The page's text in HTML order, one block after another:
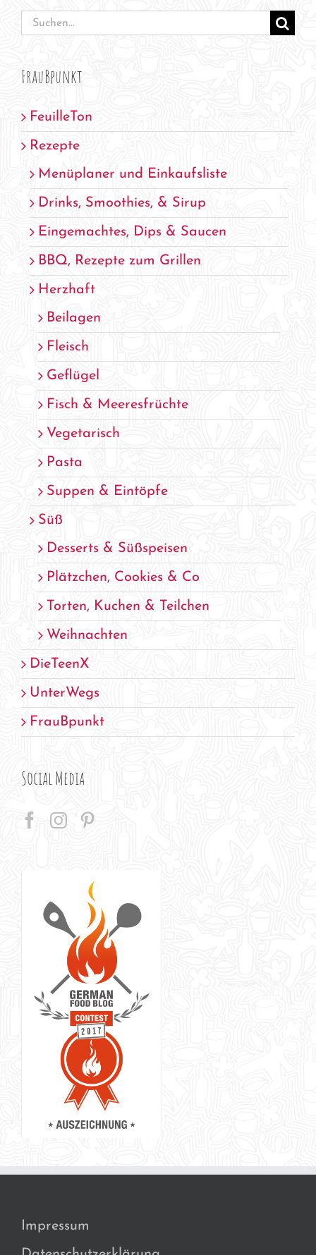
Suche
nach:
FrauBpunkt
FeuilleTon
Rezepte
Menüplaner und Einkaufsliste
Drinks, Smoothies, & Sirup
Eingemachtes, Dips & Saucen
BBQ, Rezepte zum Grillen
Herzhaft
Beilagen
Fleisch
Geflügel
Fisch & Meeresfrüchte
Vegetarisch
Pasta
Suppen & Eintöpfe
Süß
Desserts & Süßspeisen
Plätzchen, Cookies & Co
Torten, Kuchen & Teilchen
Weihnachten
DieTeenX
UnterWegs
FrauBpunkt
Social Media
Impressum